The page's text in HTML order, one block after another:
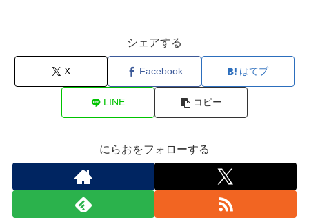
シェアする
X Facebook はてブ
LINE コピー
にらおをフォローする